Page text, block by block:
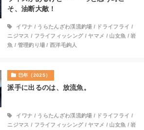
そ、油断大敵！
イワナ / うらたんざわ渓流釣場 / ドライフライ /
ニジマス / フライフィッシング/ ヤマメ / 山女魚 /岩
魚 / 管理釣り場 /西洋毛鉤人
巳年（2025）
派手に出るのは、放流魚。
イワナ / うらたんざわ渓流釣場 / ドライフライ /
ニジマス / フライフィッシング/ ヤマメ / 山女魚 /岩